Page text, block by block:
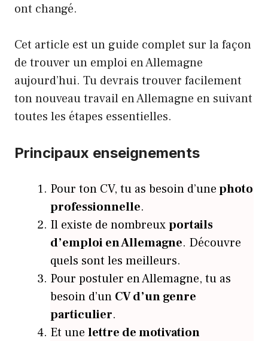
ont changé.
Cet article est un guide complet sur la façon
de trouver un emploi en Allemagne
aujourd’hui. Tu devrais trouver facilement
ton nouveau travail en Allemagne en suivant
toutes les étapes essentielles.
Principaux enseignements
Pour ton CV, tu as besoin d’unephoto
professionnelle.
Il existe de nombreuxportails
d’emploi en Allemagne. Découvre
quels sont les meilleurs.
Pour postuler en Allemagne, tu as
besoin d’un CV d’un genre
particulier.
Et une lettre de motivation